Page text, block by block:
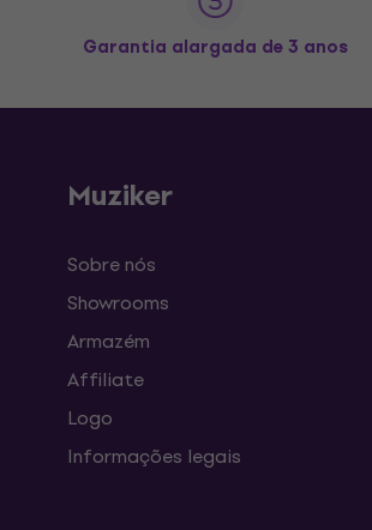
Garantia alargada de 3 anos
Muziker
Sobre nós
Showrooms
Armazém
Affiliate
Logo
Informações legais